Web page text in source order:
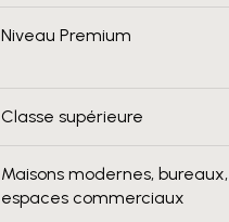
Niveau Premium
Classe supérieure
Maisons modernes, bureaux,
espaces commerciaux